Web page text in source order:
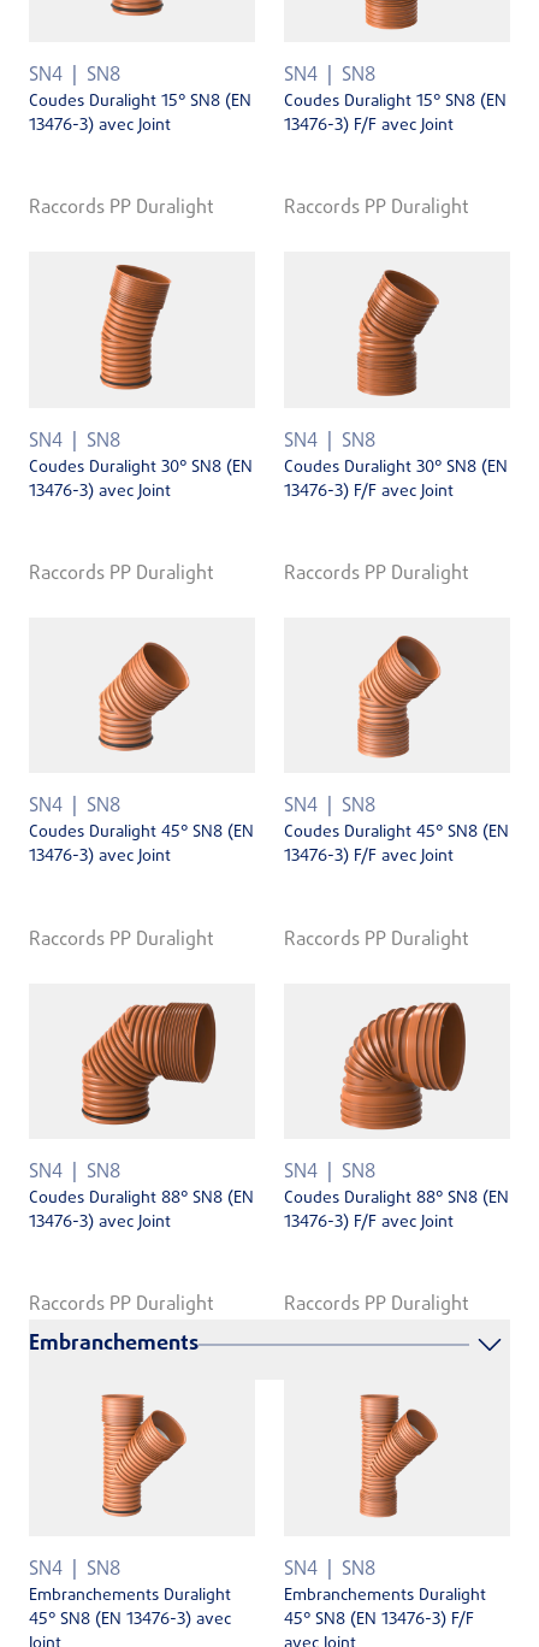
SN4 SN8
Coudes Duralight 15° SN8 (EN
13476-3) avec Joint
Raccords PP Duralight
SN4 SN8
Coudes Duralight 15° SN8 (EN
13476-3) F/F avec Joint
Raccords PP Duralight
SN4 SN8
Coudes Duralight 30° SN8 (EN
13476-3) avec Joint
Raccords PP Duralight
SN4 SN8
Coudes Duralight 30° SN8 (EN
13476-3) F/F avec Joint
Raccords PP Duralight
SN4 SN8
Coudes Duralight 45° SN8 (EN
13476-3) avec Joint
Raccords PP Duralight
SN4 SN8
Coudes Duralight 45° SN8 (EN
13476-3) F/F avec Joint
Raccords PP Duralight
SN4 SN8
Coudes Duralight 88° SN8 (EN
13476-3) avec Joint
Raccords PP Duralight
SN4 SN8
Coudes Duralight 88° SN8 (EN
13476-3) F/F avec Joint
Raccords PP Duralight
Embranchements
SN4 SN8
Embranchements Duralight
45° SN8 (EN 13476-3) avec
SN4 SN8
Embranchements Duralight
45° SN8 (EN 13476-3) F/F